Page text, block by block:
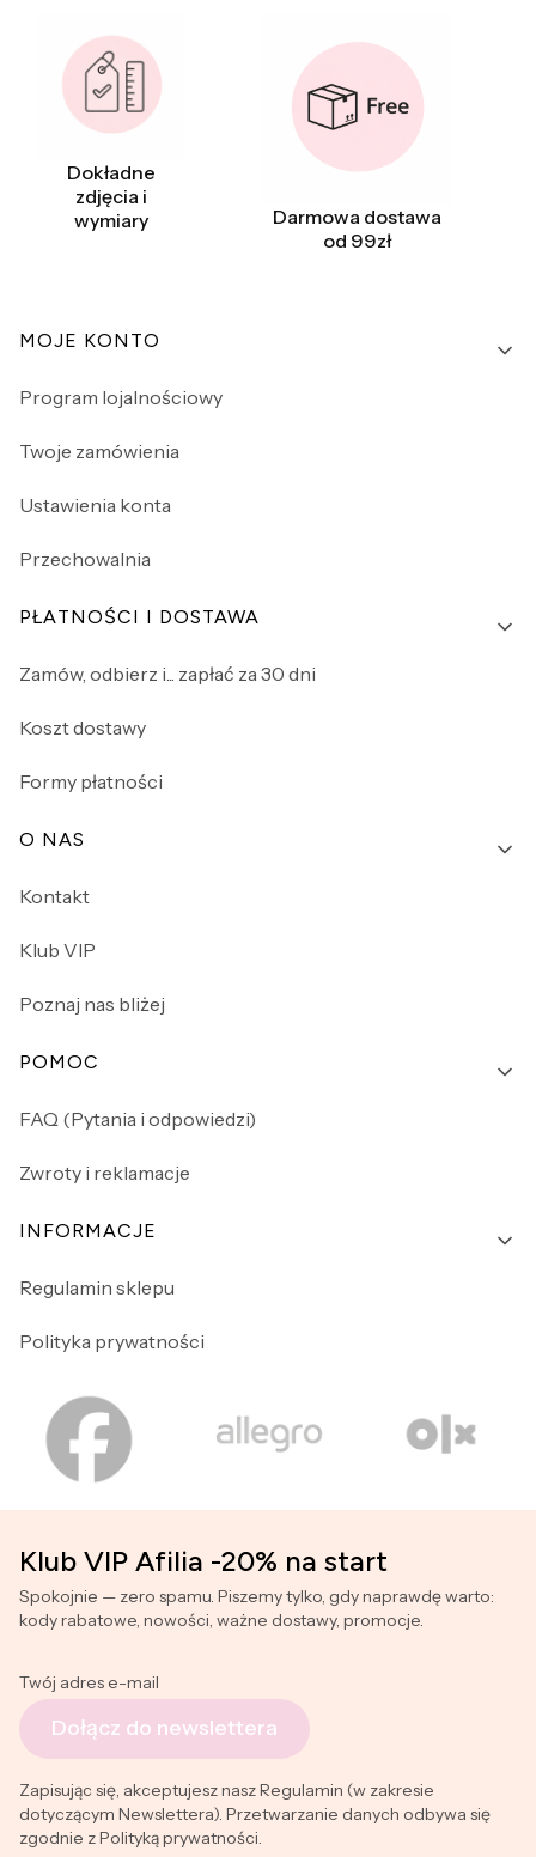
Dokładne
zdjęcia i
wymiary
Darmowa dostawa
od 99zł
Linki w stopce
MOJE KONTO
Program lojalnościowy
Twoje zamówienia
Ustawienia konta
Przechowalnia
PŁATNOŚCI I DOSTAWA
Zamów, odbierz i... zapłać za 30 dni
Koszt dostawy
Formy płatności
O NAS
Kontakt
Klub VIP
Poznaj nas bliżej
POMOC
FAQ (Pytania i odpowiedzi)
Zwroty i reklamacje
INFORMACJE
Regulamin sklepu
Polityka prywatności
Klub VIP Afilia -20% na start
Spokojnie — zero spamu. Piszemy tylko, gdy naprawdę warto:
kody rabatowe, nowości, ważne dostawy, promocje.
Twój adres e-mail
Dołącz do newslettera
Zapisując się, akceptujesz nasz Regulamin (w zakresie
dotyczącym Newslettera). Przetwarzanie danych odbywa się
zgodnie z Polityką prywatności.